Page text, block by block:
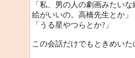
「私、男の人の劇画みたい
絵がいいの。高橋先生とか」
「うる星やつらとか?」
この会話だけでもときめい